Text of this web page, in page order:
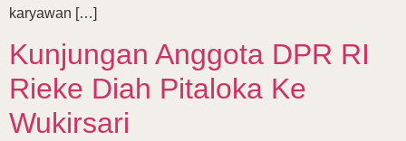
karyawan […]
Kunjungan Anggota DPR RI
Rieke Diah Pitaloka Ke
Wukirsari